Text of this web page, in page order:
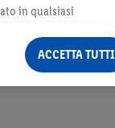
in qualsiasi
ACCETTA TUTTI